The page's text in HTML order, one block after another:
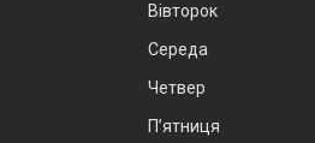
Вівторок
Середа
Четвер
Пʼятниця